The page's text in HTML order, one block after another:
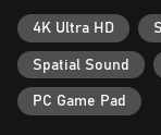
4K Ultra HD
Spatial Sound
PC Game Pad